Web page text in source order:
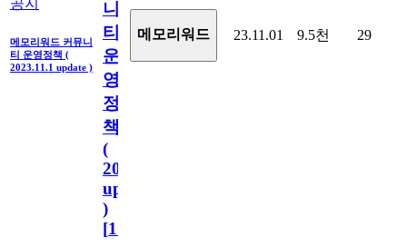
메모리워드 커뮤니
티 운영정책 (
2023.11.1 update )
니
티
운
영
정
책
(
2023.11.1
update
)
[110
메모리워드 23.11.01 9.5천 29